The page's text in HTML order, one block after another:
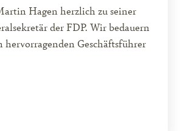
Hagen herzlich zu seiner
der FDP. Wir bedauern
hervorragenden Geschäftsführer